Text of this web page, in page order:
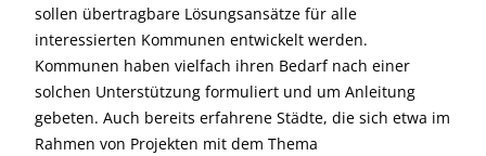
sollen übertragbare Lösungsansätze für alle
interessierten Kommunen entwickelt werden.
Kommunen haben vielfach ihren Bedarf nach einer
solchen Unterstützung formuliert und um Anleitung
gebeten. Auch bereits erfahrene Städte, die sich etwa im
Rahmen von Projekten mit dem Thema